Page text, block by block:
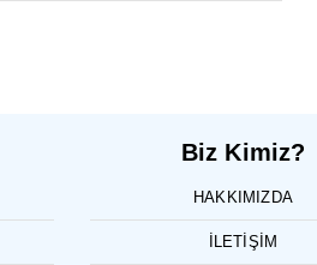
Biz Kimiz?
HAKKIMIZDA
İLETIŞIM